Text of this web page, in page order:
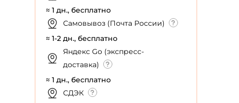
≈ 1 дн., бесплатно
Самовывоз (Почта России)
≈ 1-2 дн., бесплатно
Яндекс Go (экспресс-
доставка)
≈ 1 дн., бесплатно
СДЭК